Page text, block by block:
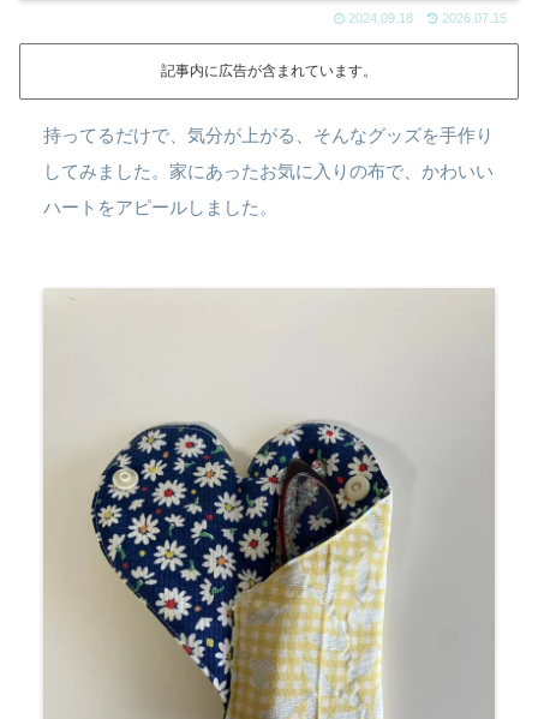
2024.09.18 2026.07.15
記事内に広告が含まれています。
持ってるだけで、気分が上がる、そんなグッズを手作り
してみました。家にあったお気に入りの布で、かわいい
ハートをアピールしました。